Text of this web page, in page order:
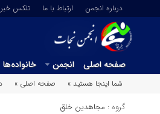
درباره انجمن ارتباط با ما تلکس
صفحه اصلی انجمن خانواده‌ها
شما اینجا هستید »
صفحه اصلی »
گروه : مجاهدین خلق